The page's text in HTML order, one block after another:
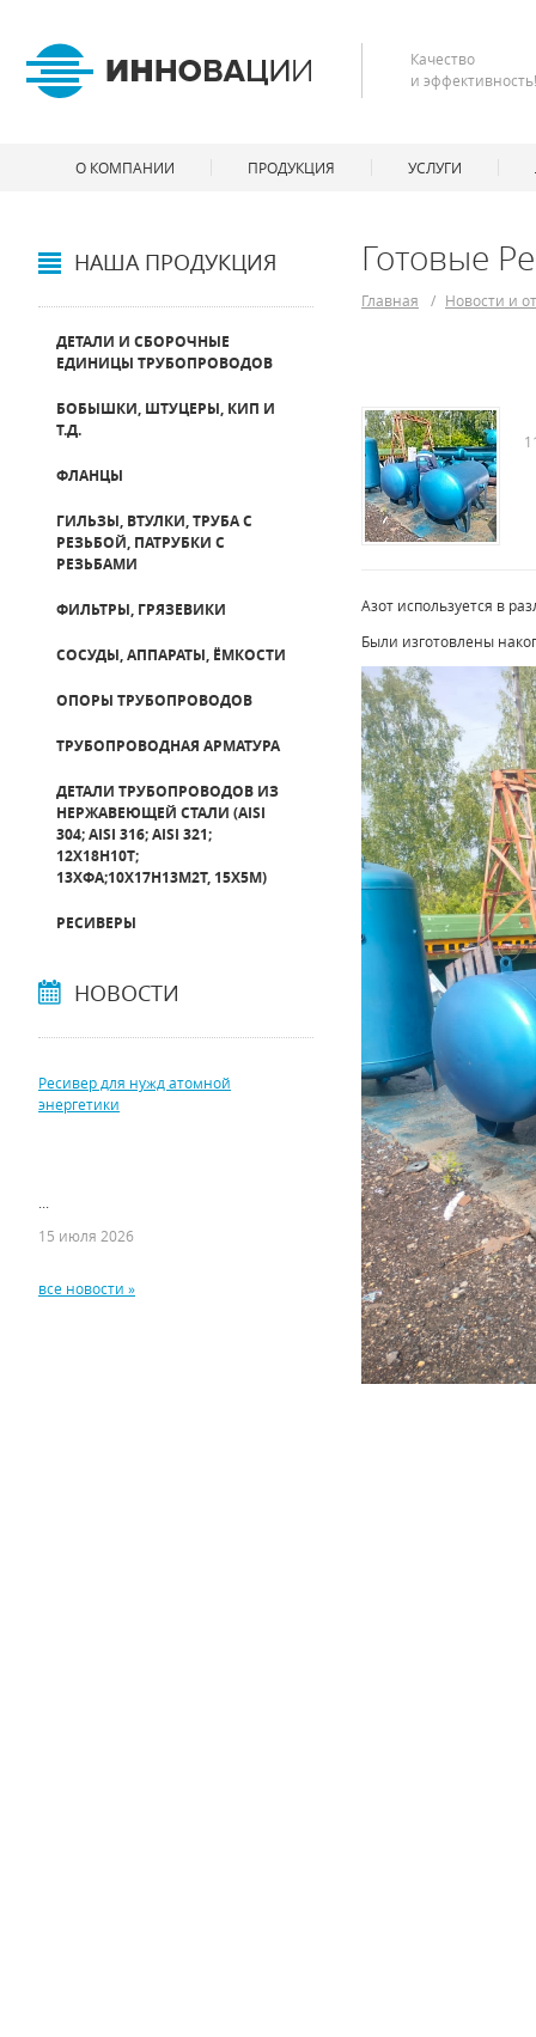
НАША ПРОДУКЦИЯ
ДЕТАЛИ И СБОРОЧНЫЕ
ЕДИНИЦЫ ТРУБОПРОВОДОВ
БОБЫШКИ, ШТУЦЕРЫ, КИП И
Т.Д.
ФЛАНЦЫ
ГИЛЬЗЫ, ВТУЛКИ, ТРУБА С
РЕЗЬБОЙ, ПАТРУБКИ С
РЕЗЬБАМИ
ФИЛЬТРЫ, ГРЯЗЕВИКИ
СОСУДЫ, АППАРАТЫ, ЁМКОСТИ
ОПОРЫ ТРУБОПРОВОДОВ
ТРУБОПРОВОДНАЯ АРМАТУРА
ДЕТАЛИ ТРУБОПРОВОДОВ ИЗ
НЕРЖАВЕЮЩЕЙ СТАЛИ (AISI
304; AISI 316; AISI 321;
12Х18Н10Т;
13ХФА;10Х17Н13М2Т, 15Х5М)
РЕСИВЕРЫ
НОВОСТИ
Ресивер для нужд атомной
энергетики
15 июля 2026
все новости »
Готовые
Главная / Новости и
Азот используется в
Были изготовлены
Качество
и эффективность!
О КОМПАНИИ ПРОДУКЦИЯ УСЛУГИ